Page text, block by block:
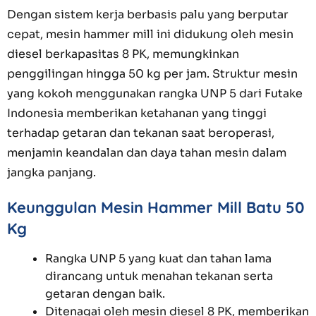
Dengan sistem kerja berbasis palu yang berputar
cepat, mesin hammer mill ini didukung oleh mesin
diesel berkapasitas 8 PK, memungkinkan
penggilingan hingga 50 kg per jam. Struktur mesin
yang kokoh menggunakan rangka UNP 5 dari Futake
Indonesia memberikan ketahanan yang tinggi
terhadap getaran dan tekanan saat beroperasi,
menjamin keandalan dan daya tahan mesin dalam
jangka panjang.
Keunggulan Mesin Hammer Mill Batu 50
Kg
Rangka UNP 5 yang kuat dan tahan lama
dirancang untuk menahan tekanan serta
getaran dengan baik.
Ditenagai oleh mesin diesel 8 PK, memberikan